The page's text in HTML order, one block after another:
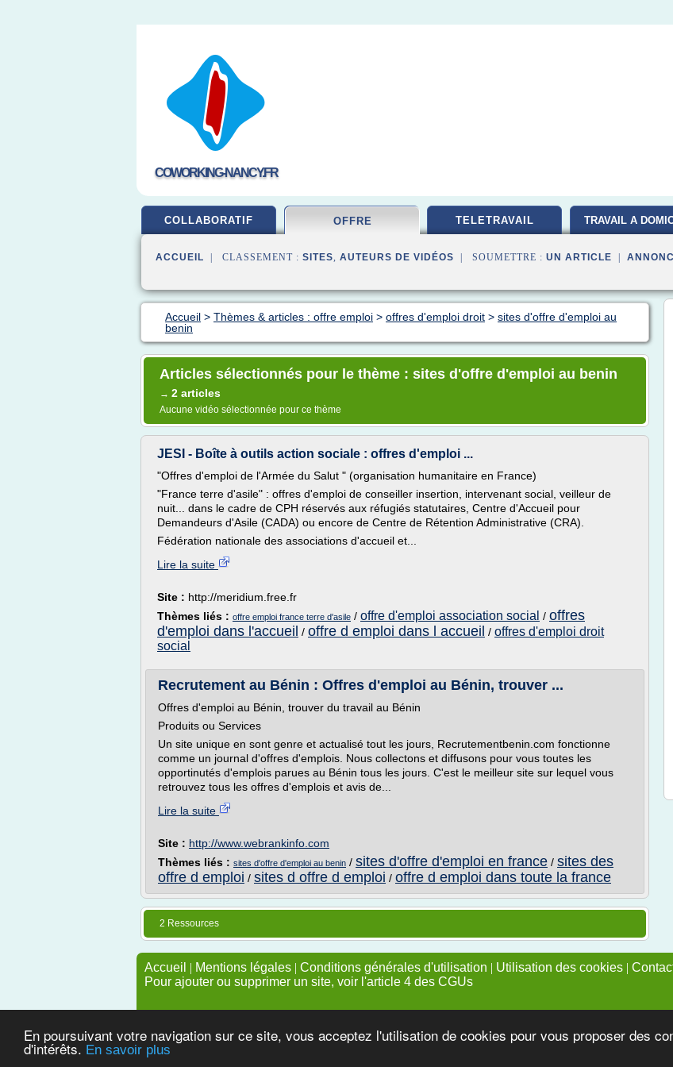
En poursuivant votre navigation sur ce site, vous acceptez l'utilisation de cookies pour vous proposer des
d'intérêts. En savoir plus
COWORKING-NANCY.FR
COLLABORATIF OFFRE TELETRAVAIL TRAVAIL A
ACCUEIL | CLASSEMENT : SITES, AUTEURS DE VIDÉOS | SOUMETTRE : UN ARTICLE
Accueil > Thèmes & articles : offre emploi > offres d'emploi droit > sites d'offre d'emploi au
benin
Articles sélectionnés pour le thème : sites d'offre d'emploi au benin
→ 2 articles
Aucune vidéo sélectionnée pour ce thème
JESI - Boîte à outils action sociale : offres d'emploi ...
"Offres d'emploi de l'Armée du Salut " (organisation humanitaire en France)
"France terre d'asile" : offres d'emploi de conseiller insertion, intervenant social, veilleur de
nuit... dans le cadre de CPH réservés aux réfugiés statutaires, Centre d'Accueil pour
Demandeurs d'Asile (CADA) ou encore de Centre de Rétention Administrative (CRA).
Fédération nationale des associations d'accueil et...
Lire la suite
Site : http://meridium.free.fr
Thèmes liés : offre emploi france terre d'asile / offre d'emploi association social / offres
d'emploi dans l'accueil / offre d emploi dans l accueil / offres d'emploi droit
social
Recrutement au Bénin : Offres d'emploi au Bénin, trouver ...
Offres d'emploi au Bénin, trouver du travail au Bénin
Produits ou Services
Un site unique en sont genre et actualisé tout les jours, Recrutementbenin.com fonctionne
comme un journal d'offres d'emplois. Nous collectons et diffusons pour vous toutes les
opportinutés d'emplois parues au Bénin tous les jours. C'est le meilleur site sur lequel vous
retrouvez tous les offres d'emplois et avis de...
Lire la suite
Site : http://www.webrankinfo.com
Thèmes liés : sites d'offre d'emploi au benin / sites d'offre d'emploi en france / sites des
offre d emploi / sites d offre d emploi / offre d emploi dans toute la france
2 Ressources
Accueil | Mentions légales | Conditions générales d'utilisation | Utilisation des cookies |
Pour ajouter ou supprimer un site, voir l'article 4 des CGUs